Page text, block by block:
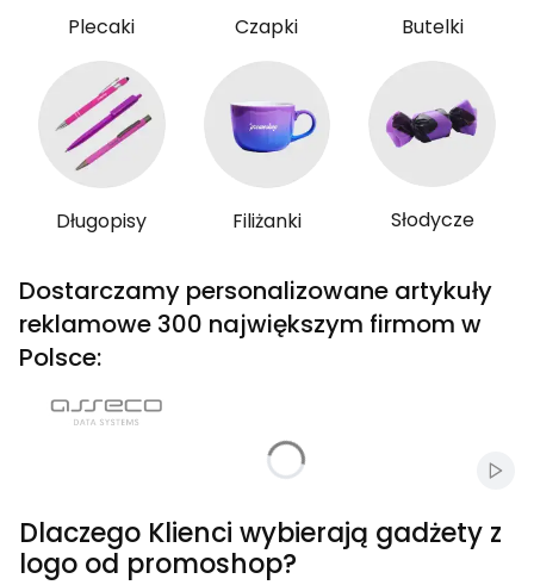
Plecaki Czapki Butelki
Długopisy Filiżanki Słodycze
Dostarczamy personalizowane artykuły
reklamowe 300 największym firmom w
Polsce:
Dlaczego Klienci wybierają gadżety z
logo od promoshop?